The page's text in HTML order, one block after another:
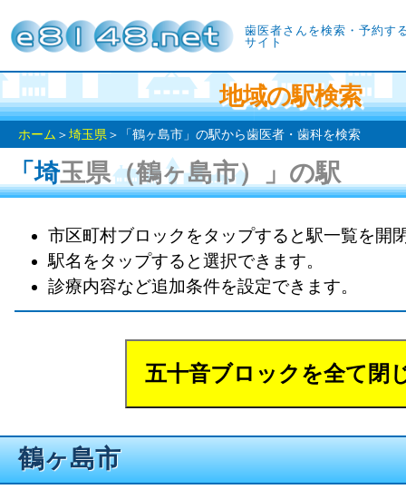
歯医者さんを検索・予約す
サイト
地域の駅検索
ホーム ＞埼玉県 ＞「鶴ヶ島市」の駅から歯医者・歯科を検索
「埼玉県（鶴ヶ島市）」の駅
市区町村ブロックをタップすると駅一覧を開
駅名をタップすると選択できます。
診療内容など追加条件を設定できます。
鶴ヶ島市